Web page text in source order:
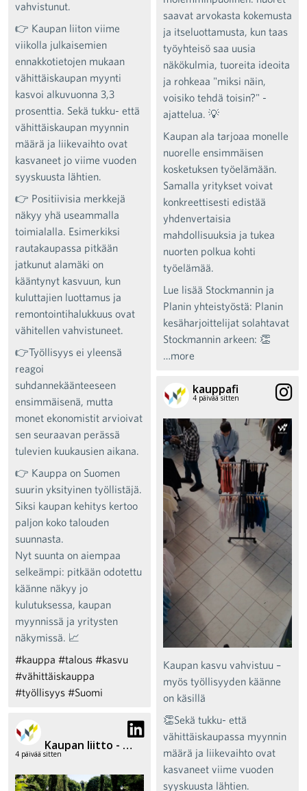
vahvistunut.
👉 Kaupan liiton viime
viikolla julkaisemien
ennakkotietojen mukaan
vähittäiskaupan myynti
kasvoi alkuvuonna 3,3
prosenttia. Sekä tukku- että
vähittäiskaupan myynnin
määrä ja liikevaihto ovat
kasvaneet jo viime vuoden
syyskuusta lähtien.
👉 Positiivisia merkkejä
näkyy yhä useammalla
toimialalla. Esimerkiksi
rautakaupassa pitkään
jatkunut alamäki on
kääntynyt kasvuun, kun
kuluttajien luottamus ja
remontointihalukkuus ovat
vähitellen vahvistuneet.
👉Työllisyys ei yleensä
reagoi
suhdannekäänteeseen
ensimmäisenä, mutta
monet ekonomistit arvioivat
sen seuraavan perässä
tulevien kuukausien aikana.
👉 Kauppa on Suomen
suurin yksityinen työllistäjä.
Siksi kaupan kehitys kertoo
paljon koko talouden
suunnasta.
Nyt suunta on aiempaa
selkeämpi: pitkään odotettu
käänne näkyy jo
kulutuksessa, kaupan
myynnissä ja yritysten
näkymissä. 📈
#kauppa #talous #kasvu
#vähittäiskauppa
#työllisyys #Suomi
Kaupan liitto - Finnish Commerce Federation
4 päivää sitten
saavat arvokasta kokemusta
ja itseluottamusta, kun taas
työyhteisö saa uusia
näkökulmia, tuoreita ideoita
ja rohkeaa "miksi näin,
voisiko tehdä toisin?" -
ajattelua. 💡
Kaupan ala tarjoaa monelle
nuorelle ensimmäisen
kosketuksen työelämään.
Samalla yritykset voivat
konkreettisesti edistää
yhdenvertaisia
mahdollisuuksia ja tukea
nuorten polkua kohti
työelämää.
Lue lisää Stockmannin ja
Planin yhteistyöstä: Planin
kesäharjoittelijat solahtavat
Stockmannin arkeen: 👏
…more
kauppafi
4 päivää sitten
Kaupan kasvu vahvistuu –
myös työllisyyden käänne
on käsillä
👏Sekä tukku- että
vähittäiskaupassa myynnin
määrä ja liikevaihto ovat
kasvaneet viime vuoden
syyskuusta lähtien.